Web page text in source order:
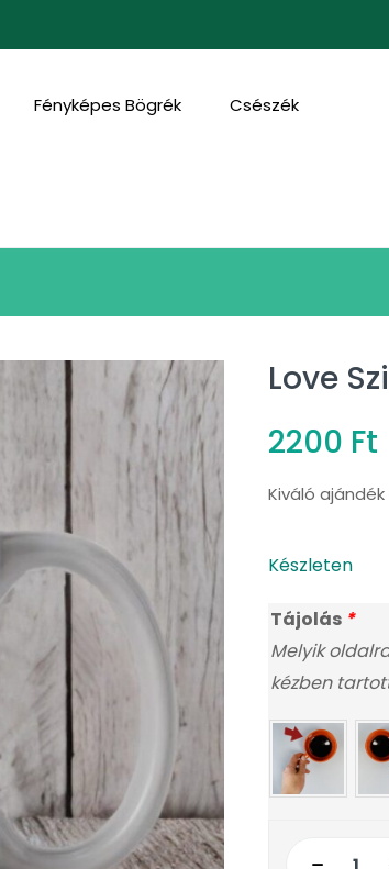
Fényképes Bögrék Csészék
Love
2200 Ft
Kiváló
Készleten
Tájolás *
Melyik
kézben